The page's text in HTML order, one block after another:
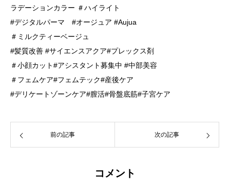
ラデーションカラー ＃ハイライト
#デジタルパーマ #オージュア #Aujua
＃ミルクティーベージュ
#髪質改善 #サイエンスアクア#プレックス剤
＃小顔カット#アシスタント募集中 #中部美容
＃フェムケア#フェムテック#産後ケア
#デリケートゾーンケア#膣活#骨盤底筋#子宮ケア
前の記事 次の記事
コメント